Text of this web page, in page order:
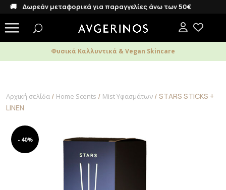
Δωρεάν μεταφορικά για παραγγελίες άνω των 50€
Φυσικά Καλλυντικά & Vegan Skincare
Αρχική σελίδα / Home Scents / Mist Υφασμάτων / STARS STICKS +
LINEN
- 40%